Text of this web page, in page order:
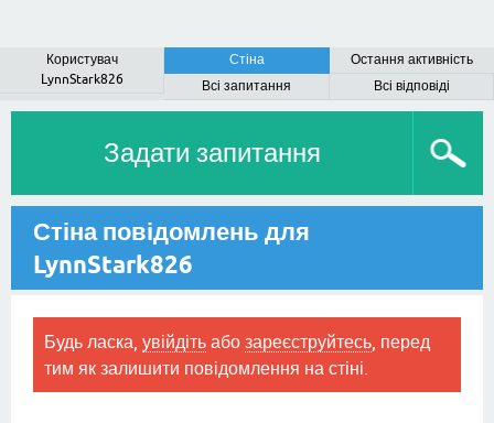
Користувач
LynnStark826
Стіна
Остання активність
Всі запитання
Всі відповіді
Задати запитання
Стіна повідомлень для
LynnStark826
Будь ласка, увійдіть або зареєструйтесь , перед
тим як залишити повідомлення на стіні.